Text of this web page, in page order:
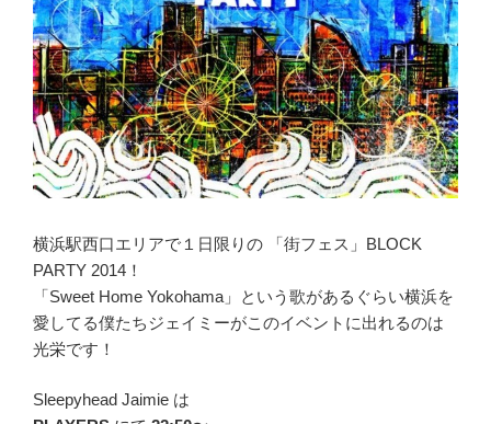
横浜駅西口エリアで１日限りの 「街フェス」BLOCK
PARTY 2014！
「Sweet Home Yokohama」という歌があるぐらい横浜を
愛してる僕たちジェイミーがこのイベントに出れるのは
光栄です！
Sleepyhead Jaimie は